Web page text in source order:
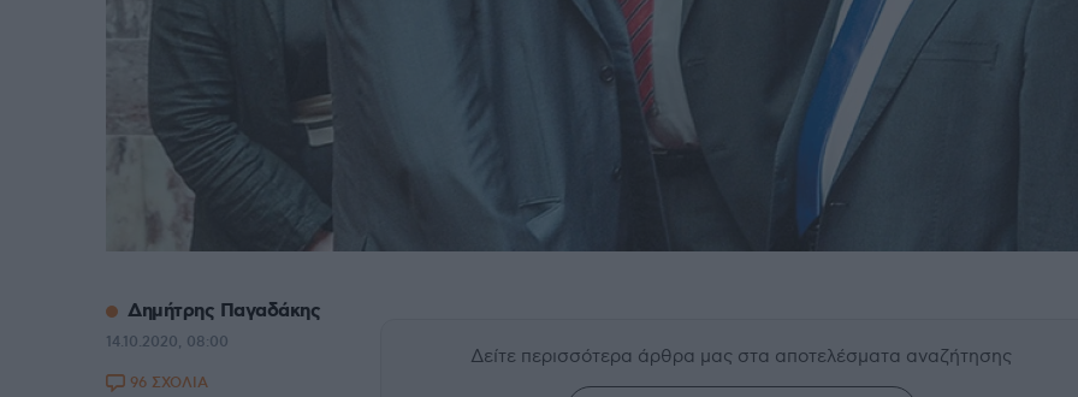
Δείτε περισσότερα άρθρα μας στα αποτελέσματα αναζήτησης
Δημήτρης Παγαδάκης
14.10.2020, 08:00
96 ΣΧΟΛΙΑ